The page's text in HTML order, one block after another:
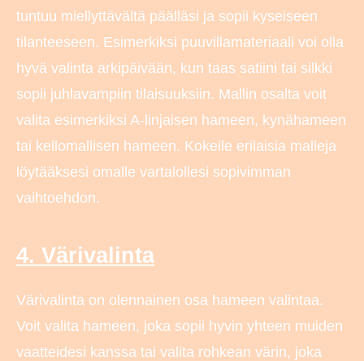
tuntuu miellyttävältä päälläsi ja sopii kyseiseen
tilanteeseen. Esimerkiksi puuvillamateriaali voi olla
hyvä valinta arkipäivään, kun taas satiini tai silkki
sopii juhlavampiin tilaisuuksiin. Mallin osalta voit
valita esimerkiksi A-linjaisen hameen, kynähameen
tai kellomallisen hameen. Kokeile erilaisia malleja
löytääksesi omalle vartalollesi sopivimman
vaihtoehdon.
4. Värivalinta
Värivalinta on olennainen osa hameen valintaa.
Voit valita hameen, joka sopii hyvin yhteen muiden
vaatteidesi kanssa tai valita rohkean värin, joka